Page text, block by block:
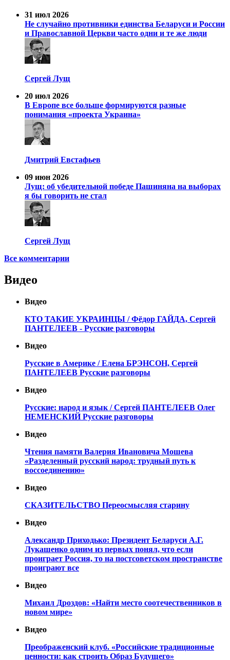
31 июл 2026
Не случайно противники единства Беларуси и России
и Православной Церкви часто одни и те же люди
Сергей Лущ
20 июл 2026
В Европе все больше формируются разные
понимания «проекта Украина»
Дмитрий Евстафьев
09 июн 2026
Лущ: об убедительной победе Пашиняна на выборах
я бы говорить не стал
Сергей Лущ
Все комментарии
Видео
Видео
КТО ТАКИЕ УКРАИНЦЫ / Фёдор ГАЙДА, Сергей
ПАНТЕЛЕЕВ - Русские разговоры
Видео
Русские в Америке / Елена БРЭНСОН, Сергей
ПАНТЕЛЕЕВ Русские разговоры
Видео
Русские: народ и язык / Сергей ПАНТЕЛЕЕВ Олег
НЕМЕНСКИЙ Русские разговоры
Видео
Чтения памяти Валерия Ивановича Мошева
«Разделенный русский народ: трудный путь к
воссоединению»
Видео
СКАЗИТЕЛЬСТВО Переосмысляя старину
Видео
Александр Приходько: Президент Беларуси А.Г.
Лукашенко одним из первых понял, что если
проиграет Россия, то на постсоветском пространстве
проиграют все
Видео
Михаил Дроздов: «Найти место соотечественников в
новом мире»
Видео
Преображенский клуб. «Российские традиционные
ценности: как строить Образ Будущего»